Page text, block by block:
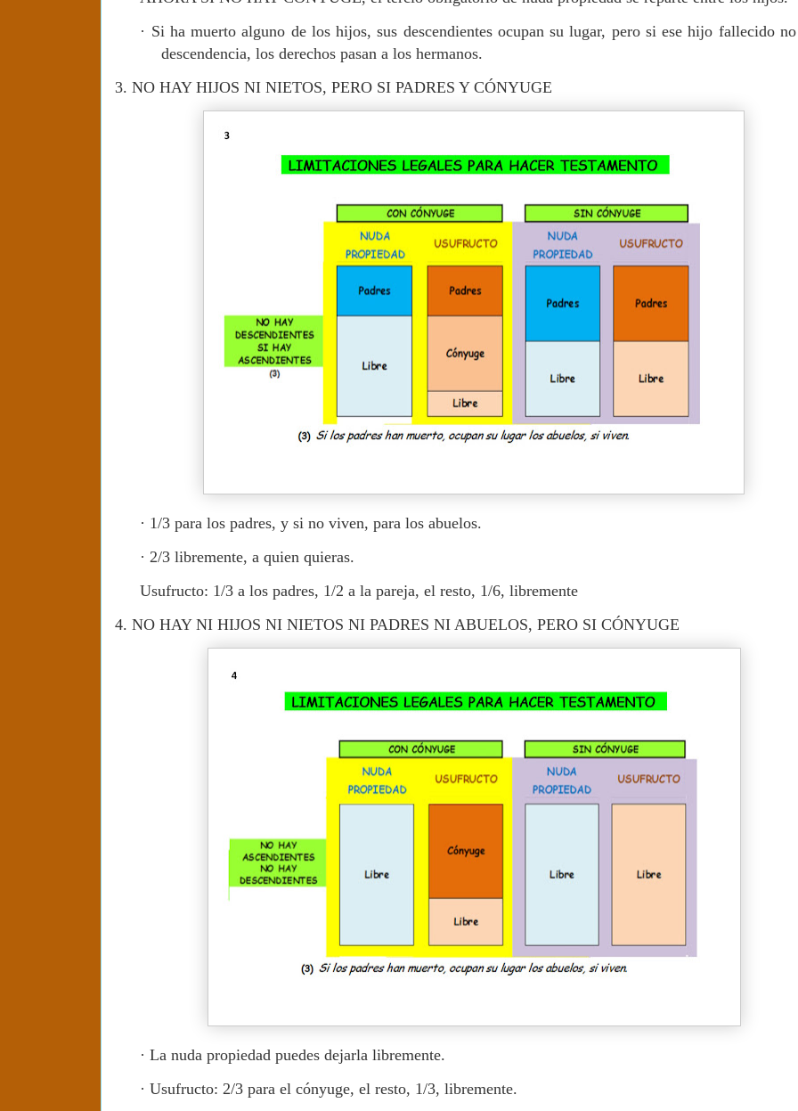
· Si ha muerto alguno de los hijos, sus descendientes ocupan su lugar, pero si ese hijo fallecido
descendencia, los derechos pasan a los hermanos.
3. NO HAY HIJOS NI NIETOS, PERO SI PADRES Y CÓNYUGE
· 1/3 para los padres, y si no viven, para los abuelos.
· 2/3 libremente, a quien quieras.
Usufructo: 1/3 a los padres, 1/2 a la pareja, el resto, 1/6, libremente
4. NO HAY NI HIJOS NI NIETOS NI PADRES NI ABUELOS, PERO SI CÓNYUGE
·La nuda propiedad puedes dejarla libremente.
· Usufructo: 2/3 para el cónyuge, el resto, 1/3, libremente.